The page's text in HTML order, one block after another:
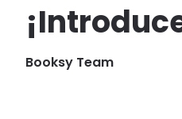
Booksy Team